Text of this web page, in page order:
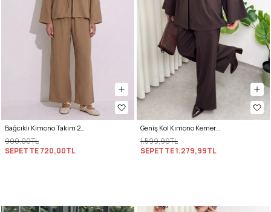
900,00TL
SEPETTE720,00TL
1.599,99TL
SEPETTE1.279,99TL